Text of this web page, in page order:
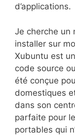
d’applications.
Je cherche un
installer sur
Xubuntu est
code source
été conçue
domestiques
dans son
parfaite pour
portables qui